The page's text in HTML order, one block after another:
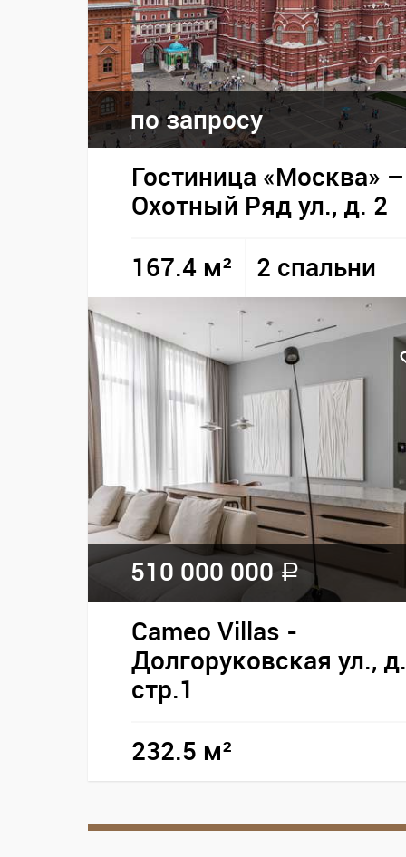
по запросу
Гостиница «Москва» –
Охотный Ряд ул., д. 2
167.4 м² 2 спальни
510 000 000 a
Cameo Villas -
Долгоруковская ул.,
стр.1
232.5 м²